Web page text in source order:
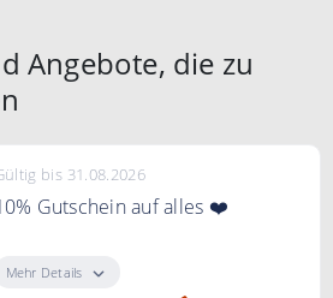
Angebote, die zu
bis 31.08.2026
Gutschein auf alles ❤️
FASHIONCODE zum Newsletter
Mehr Details